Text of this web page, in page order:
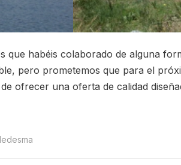
que habéis colaborado de alguna
pero prometemos que para el
ofrecer una oferta de calidad